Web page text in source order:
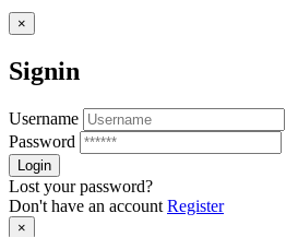
×
Signin
Username
Password
Lost your password?
Don't have an account Register
×